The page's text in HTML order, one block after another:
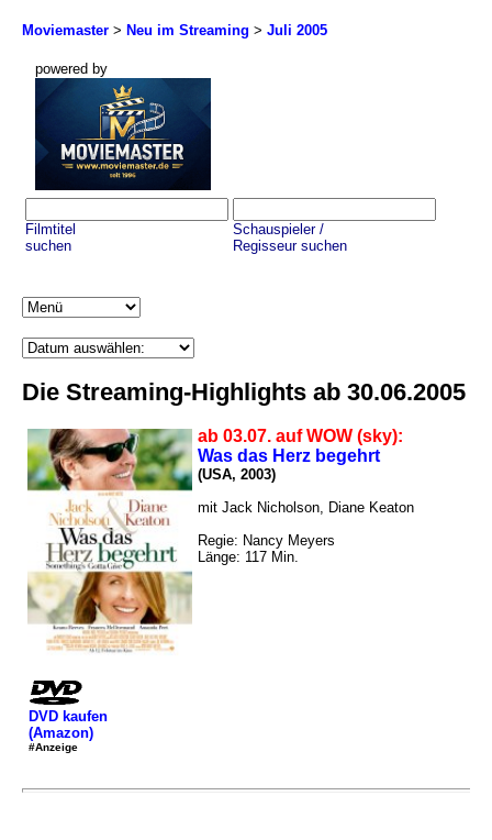
Moviemaster > Neu im Streaming > Juli 2005
powered by
Filmtitel
suchen
Schauspieler /
Regisseur suchen
Die Streaming-Highlights ab 30.06.2005
ab 03.07. auf WOW (sky):
Was das Herz begehrt
(USA, 2003)
mit Jack Nicholson, Diane Keaton
Regie: Nancy Meyers
Länge: 117 Min.
DVD kaufen
(Amazon)
#Anzeige